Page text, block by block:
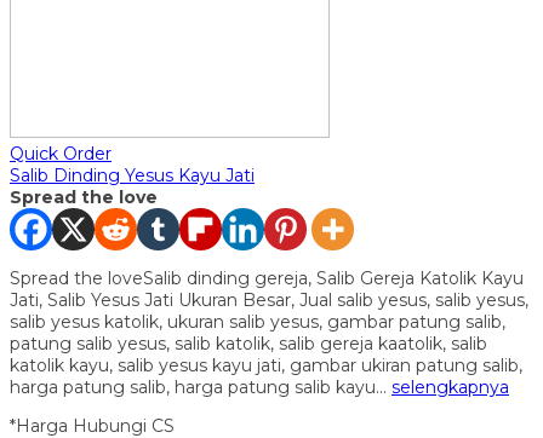
Quick Order
Salib Dinding Yesus Kayu Jati
Spread the love
Spread the loveSalib dinding gereja, Salib Gereja Katolik Kayu
Jati, Salib Yesus Jati Ukuran Besar, Jual salib yesus, salib yesus,
salib yesus katolik, ukuran salib yesus, gambar patung salib,
patung salib yesus, salib katolik, salib gereja kaatolik, salib
katolik kayu, salib yesus kayu jati, gambar ukiran patung salib,
harga patung salib, harga patung salib kayu… selengkapnya
*Harga Hubungi CS